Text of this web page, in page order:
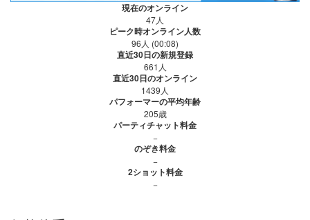
現在のオンライン
47人
ピーク時オンライン人数
96人 (00:08)
直近30日の新規登録
661人
直近30日のオンライン
1439人
パフォーマーの平均年齢
205歳
パーティチャット料金
−
のぞき料金
−
2ショット料金
−